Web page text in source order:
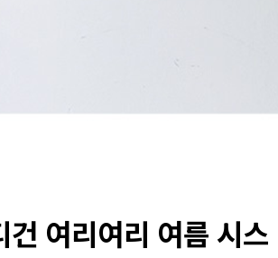
건 여리여리 여름 시스